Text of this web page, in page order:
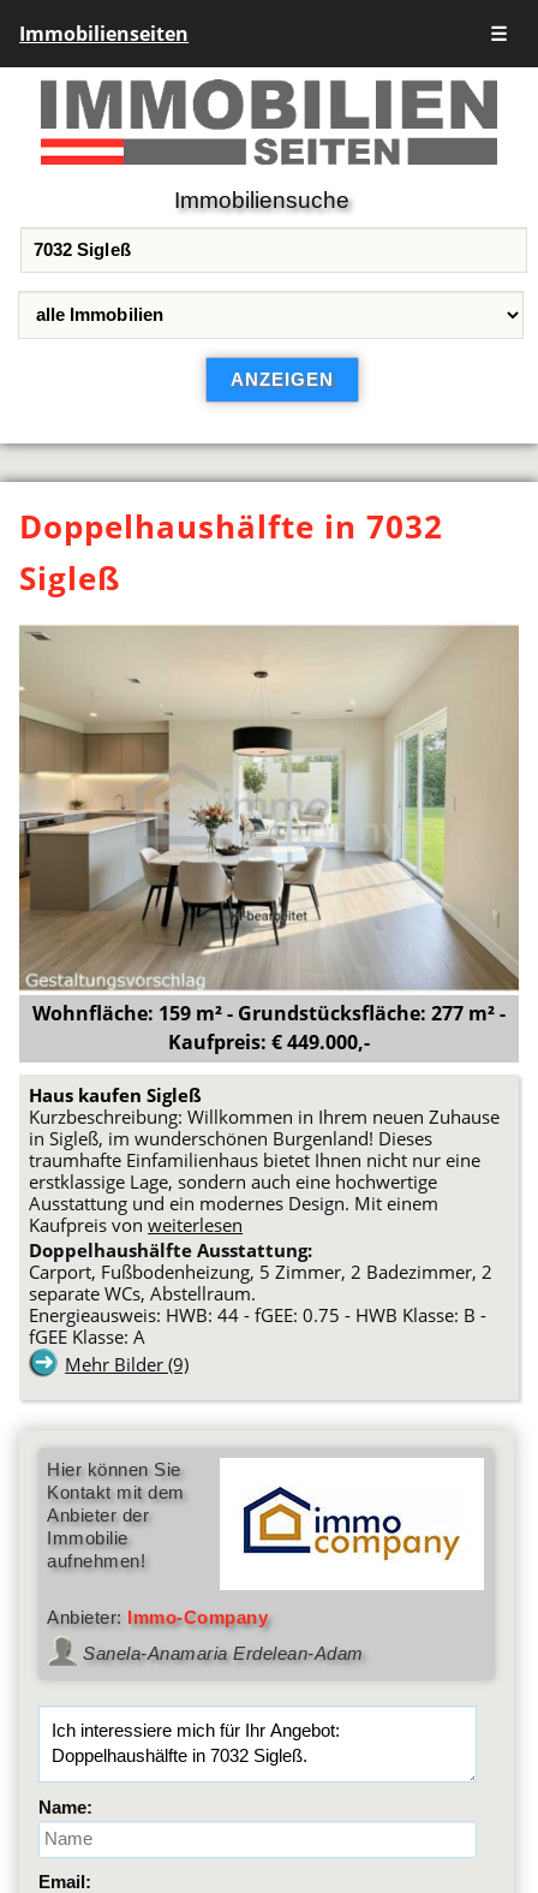
Immobilienseiten ☰
Immobiliensuche
Doppelhaushälfte in 7032
Sigleß
Wohnfläche: 159 m² - Grundstücksfläche: 277 m² -
Kaufpreis: € 449.000,-
Haus kaufen Sigleß
Kurzbeschreibung: Willkommen in Ihrem neuen Zuhause
in Sigleß, im wunderschönen Burgenland! Dieses
traumhafte Einfamilienhaus bietet Ihnen nicht nur eine
erstklassige Lage, sondern auch eine hochwertige
Ausstattung und ein modernes Design. Mit einem
Kaufpreis vonweiterlesen
Doppelhaushälfte Ausstattung:
Carport, Fußbodenheizung, 5 Zimmer, 2 Badezimmer, 2
separate WCs, Abstellraum.
Energieausweis: HWB: 44 - fGEE: 0.75 - HWB Klasse: B -
fGEE Klasse: A
Mehr Bilder (9)
Hier können Sie
Kontakt mit dem
Anbieter der
Immobilie
aufnehmen!
Anbieter: Immo-Company
Sanela-Anamaria Erdelean-Adam
Name:
Email: